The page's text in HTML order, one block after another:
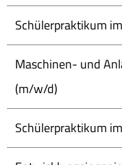
Schülerpraktikum
Maschinen- und
(m/w/d)
Schülerpraktikum